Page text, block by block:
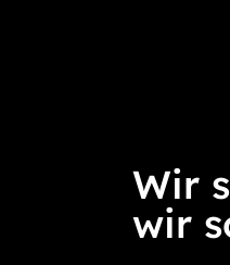
Wir
wir